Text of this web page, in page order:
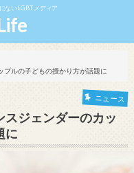
ないLGBTメディア
プルの子どもの授かり方が話題に
ニュース
スジェンダーのカッ
に